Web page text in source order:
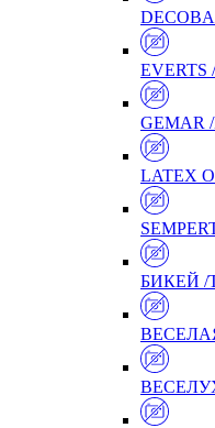
EVERTS
GEMAR
LATEX
БИКЕЙ /